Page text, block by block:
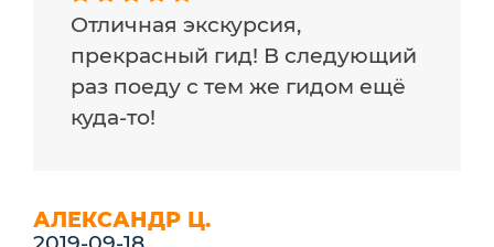
Отличная экскурсия,
прекрасный гид! В следующий
раз поеду с тем же гидом ещё
куда-то!
АЛЕКСАНДР Ц.